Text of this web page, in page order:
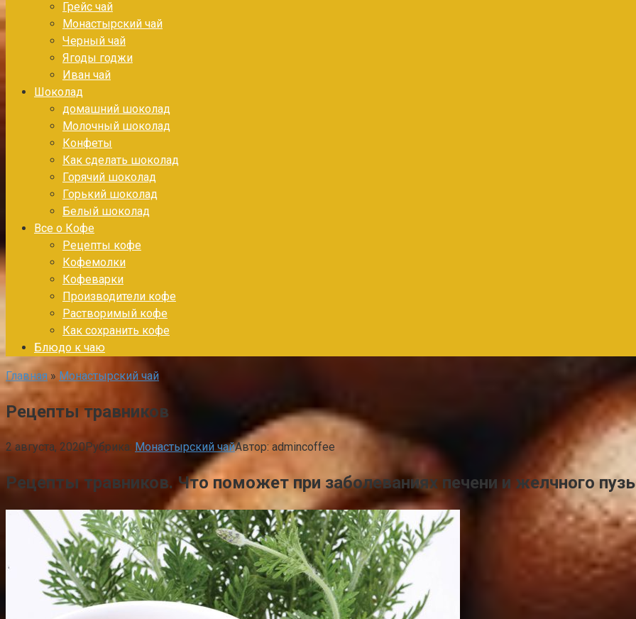
Грейс чай
Монастырский чай
Черный чай
Ягоды годжи
Иван чай
Шоколад
домашний шоколад
Молочный шоколад
Конфеты
Как сделать шоколад
Горячий шоколад
Горький шоколад
Белый шоколад
Все о Кофе
Рецепты кофе
Кофемолки
Кофеварки
Производители кофе
Растворимый кофе
Как сохранить кофе
Блюдо к чаю
Главная » Монастырский чай
Рецепты травников
2 августа, 2020Рубрика: Монастырский чайАвтор: admincoffee
Рецепты травников. Что поможет при заболеваниях печени и желчного